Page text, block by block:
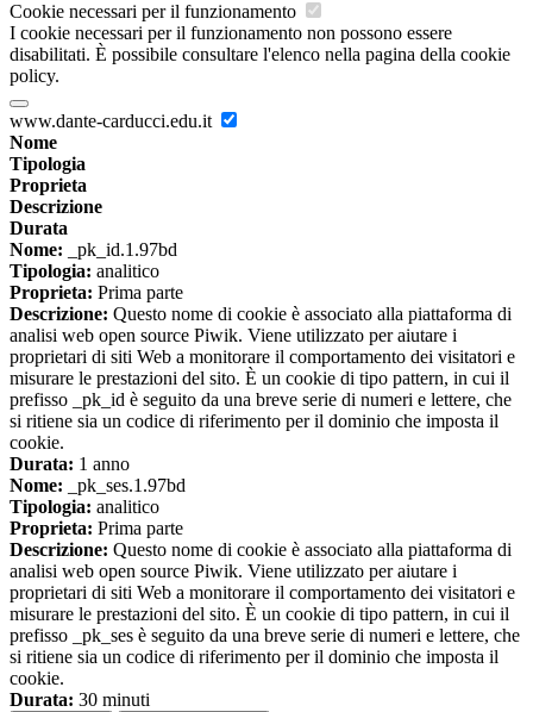
Cookie necessari per il funzionamento
I cookie necessari per il funzionamento non possono essere
disabilitati. È possibile consultare l'elenco nella pagina della cookie
policy.
www.dante-carducci.edu.it
Nome
Tipologia
Proprieta
Descrizione
Durata
Nome: _pk_id.1.97bd
Tipologia: analitico
Proprieta: Prima parte
Descrizione: Questo nome di cookie è associato alla piattaforma di
analisi web open source Piwik. Viene utilizzato per aiutare i
proprietari di siti Web a monitorare il comportamento dei visitatori e
misurare le prestazioni del sito. È un cookie di tipo pattern, in cui il
prefisso _pk_id è seguito da una breve serie di numeri e lettere, che
si ritiene sia un codice di riferimento per il dominio che imposta il
cookie.
Durata: 1 anno
Nome: _pk_ses.1.97bd
Tipologia: analitico
Proprieta: Prima parte
Descrizione: Questo nome di cookie è associato alla piattaforma di
analisi web open source Piwik. Viene utilizzato per aiutare i
proprietari di siti Web a monitorare il comportamento dei visitatori e
misurare le prestazioni del sito. È un cookie di tipo pattern, in cui il
prefisso _pk_ses è seguito da una breve serie di numeri e lettere, che
si ritiene sia un codice di riferimento per il dominio che imposta il
cookie.
Durata: 30 minuti